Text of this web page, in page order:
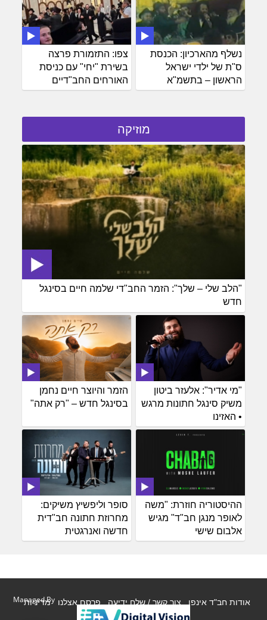
צפו: התזמורת פרצה
בשירת "יחי" עם כניסת
האורחים החב"דיים
נשלף מהארכיון: הכנסת
ס"ת של ילדי ישראל
הראשון – בתשמ"א
מוזיקה
"הלב שלי – שלך": הזמר החב"די שלמה חיים בסינגל
חדש
הזמר והיוצר חיים נחמן
בסינגל חדש – "רק אתה"
"מי אדיר": אלעזר ביטון
משיק סינגל חתונות מרגש
• האזינו
סופר וליפשיץ משיקים:
מחרוזת חתונה חב"דית
חדשה ואנרגטית
ההיסטוריה חוזרת: "משה
לאופר מנגן חב"ד" מגיש
אלבום שישי
אודות חב"ד אינפו צור קשר / שלח ידיעה פרסם אצלנו מדיניות
Managed By